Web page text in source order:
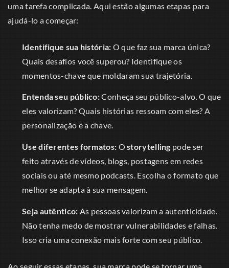
uma tarefa complicada. Aqui estão algumas etapas para
ajudá-lo a começar:
Identifique sua história: O que faz sua marca única?
Quais desafios você superou? Identifique os
momentos-chave que moldaram sua trajetória.
Entenda seu público:Conheça seu público-alvo. O que
eles valorizam? Quais histórias ressoam com eles? A
personalização é a chave.
Use diferentes formatos: Ostorytelling pode ser
feito através de vídeos, blogs, postagens em redes
sociais ou até mesmo podcasts. Escolha o formato que
melhor se adapta à sua mensagem.
Seja autêntico: As pessoas valorizam a autenticidade.
Não tenha medo de mostrar vulnerabilidades e falhas.
Isso cria uma conexão mais forte com seu público.
Ao seguir essas etapas, sua marca pode se tornar uma